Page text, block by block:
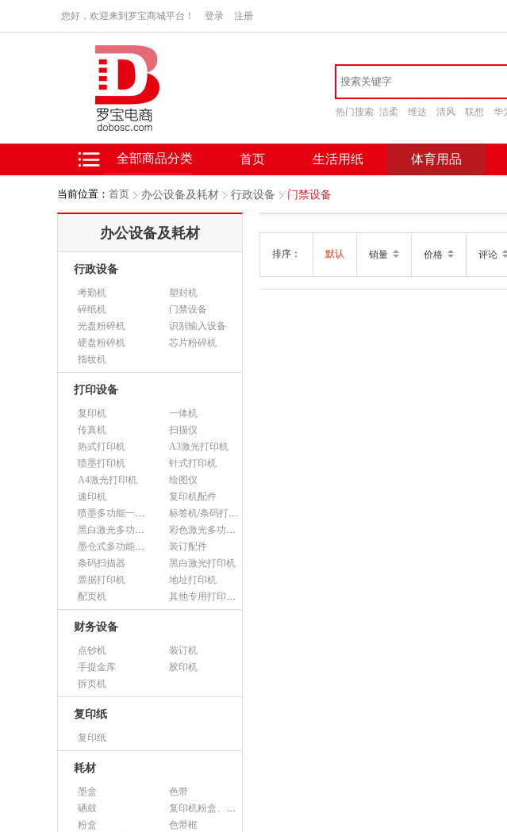
您好，欢迎来到罗宝商城平台！ 登录 注册
热门搜索 洁柔 维达 清风 联想 华
全部商品分类 首页 生活用纸 体育用品
当前位置： 首页 办公设备及耗材 行政设备 门禁设备
办公设备及耗材
行政设备
考勤机
塑封机
碎纸机
门禁设备
光盘粉碎机
识别输入设备
硬盘粉碎机
芯片粉碎机
指纹机
打印设备
复印机
一体机
传真机
扫描仪
热式打印机
A3激光打印机
喷墨打印机
针式打印机
A4激光打印机
绘图仪
速印机
复印机配件
喷墨多功能一体机
标签机/条码打印机
黑白激光多功能一体机
彩色激光多功能一体机
墨仓式多功能一体机
装订配件
条码扫描器
黑白激光打印机
票据打印机
地址打印机
配页机
其他专用打印设备
财务设备
点钞机
装订机
手提金库
胶印机
拆页机
复印纸
复印纸
耗材
墨盒
色带
硒鼓
复印机粉盒、墨粉
粉盒
色带框
排序： 默认 销量 价格 评论